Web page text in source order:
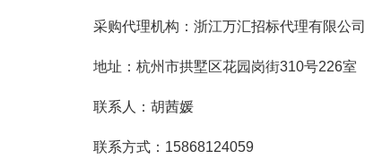
采购代理机构：浙江万汇招标代理有限公司
地址：杭州市拱墅区花园岗街310号226室
联系人：胡茜媛
联系方式：15868124059